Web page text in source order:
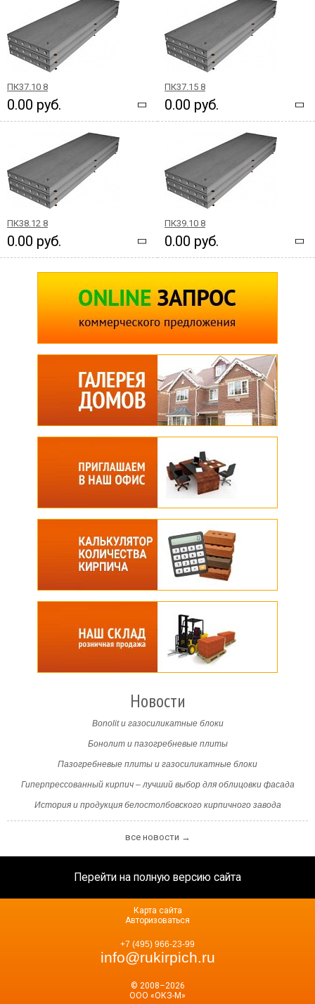
ПК37.10 8
0.00 руб.
ПК37.15 8
0.00 руб.
ПК38.12 8
0.00 руб.
ПК39.10 8
0.00 руб.
Новости
Bonolit и газосиликатные блоки
Бонолит и пазогребневые плиты
Пазогребневые плиты и газосиликатные блоки
Гиперпрессованный кирпич – лучший выбор для облицовки фасада
История и продукция белостолбовского кирпичного завода
все новости →
Перейти на полную версию сайта
© 2008–2026
ООО «ОКЗ-М»
+7 (495) 966-23-99
info@rukirpich.ru
Карта сайта
Авторизоваться